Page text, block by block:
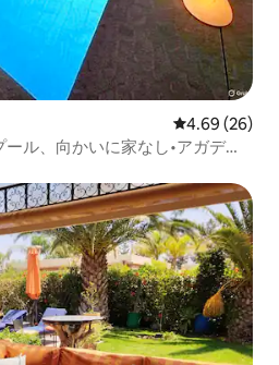
レビュー26
4.69 (26)
ル、向かいに家なし•アガディ